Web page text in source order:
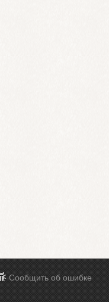
Сообщить об ошибке